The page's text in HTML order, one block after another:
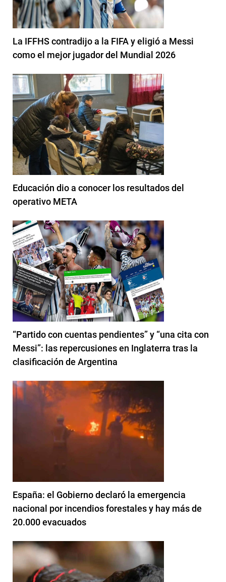
La IFFHS contradijo a la FIFA y eligió a Messi
como el mejor jugador del Mundial 2026
Educación dio a conocer los resultados del
operativo META
“Partido con cuentas pendientes” y “una cita con
Messi”: las repercusiones en Inglaterra tras la
clasificación de Argentina
España: el Gobierno declaró la emergencia
nacional por incendios forestales y hay más de
20.000 evacuados